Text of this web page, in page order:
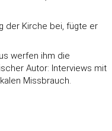
der Kirche bei, fügte er
werfen ihm die
Autor: Interviews mit
Missbrauch.